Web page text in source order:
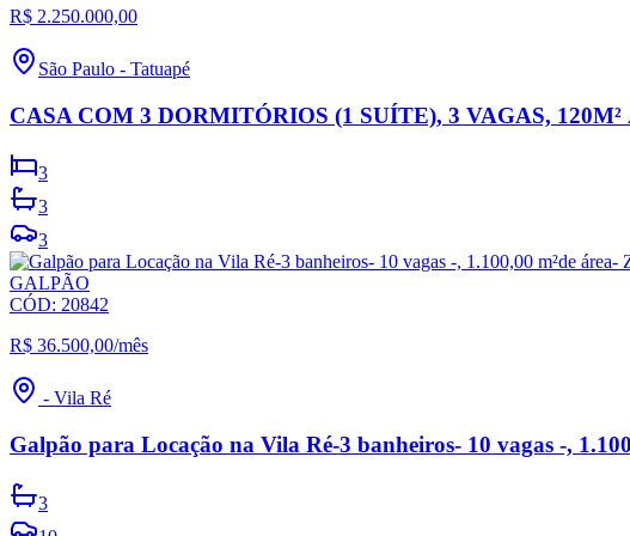
R$ 2.250.000,00
São Paulo - Tatuapé
CASA COM 3 DORMITÓRIOS (1 SUÍTE), 3 VAGAS,
3
3
3
GALPÃO
CÓD: 20842
R$ 36.500,00/mês
- Vila Ré
Galpão para Locação na Vila Ré-3 banheiros- 10 vagas -,
3